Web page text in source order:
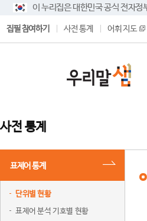
이 누리집은 대한민국 공식 전자정
집필 참여하기 사전 통계 어휘 지도
사전 통계
표제어 통계
단위별 현황
표제어 분석 기호별 현황